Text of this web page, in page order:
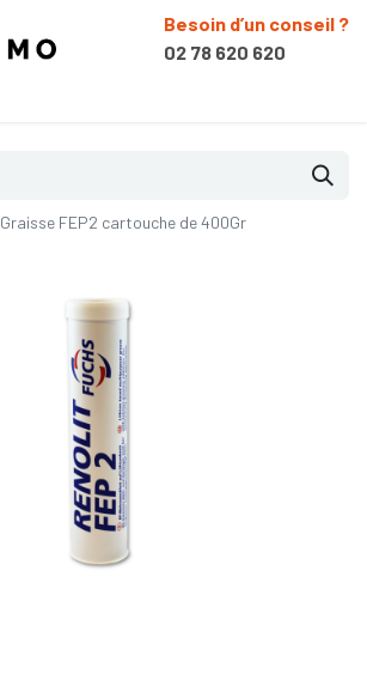
Besoin d’un conseil ?
02 78 620 620
Graisse FEP2 cartouche de 400Gr